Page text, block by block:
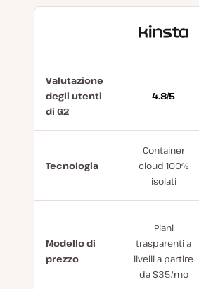
Con
Valutazione
degli utenti
di G2
4.8/5
Tecnologia
Container
cloud 100%
isolati
Modello di
prezzo
Piani
trasparenti a
livelli a partire
da $35/mo